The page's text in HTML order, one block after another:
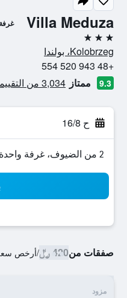
Villa Meduza
3 نجوم
Kolobrzeg، بولندا
+48 943 520 554
9.3 ممتاز 3,034 من التقييمات تم التحقق منها
ح 16/8
2 من الضيوف، غرفة واحدة
صفقات من420 ﷼ /أرخص سعر
مزود